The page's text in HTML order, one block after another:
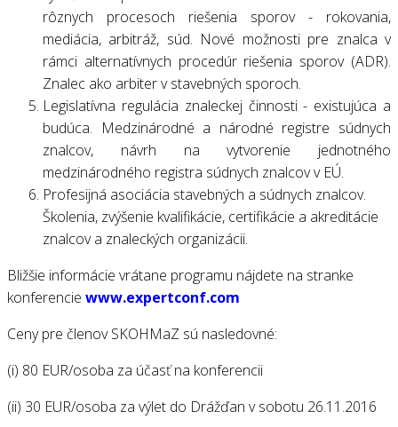
rôznych procesoch riešenia sporov - rokovania,
mediácia, arbitráž, súd. Nové možnosti pre znalca v
rámci alternatívnych procedúr riešenia sporov (ADR).
Znalec ako arbiter v stavebných sporoch.
Legislatívna regulácia znaleckej činnosti - existujúca a
budúca. Medzinárodné a národné registre súdnych
znalcov, návrh na vytvorenie jednotného
medzinárodného registra súdnych znalcov v EÚ.
Profesijná asociácia stavebných a súdnych znalcov.
Školenia, zvýšenie kvalifikácie, certifikácie a akreditácie
znalcov a znaleckých organizácii.
Bližšie informácie vrátane programu nájdete na stranke
konferencie www.expertconf.com
Ceny pre členov SKOHMaZ sú nasledovné:
(i) 80 EUR/osoba za účasť na konferencii
(ii) 30 EUR/osoba za výlet do Drážďan v sobotu 26.11.2016